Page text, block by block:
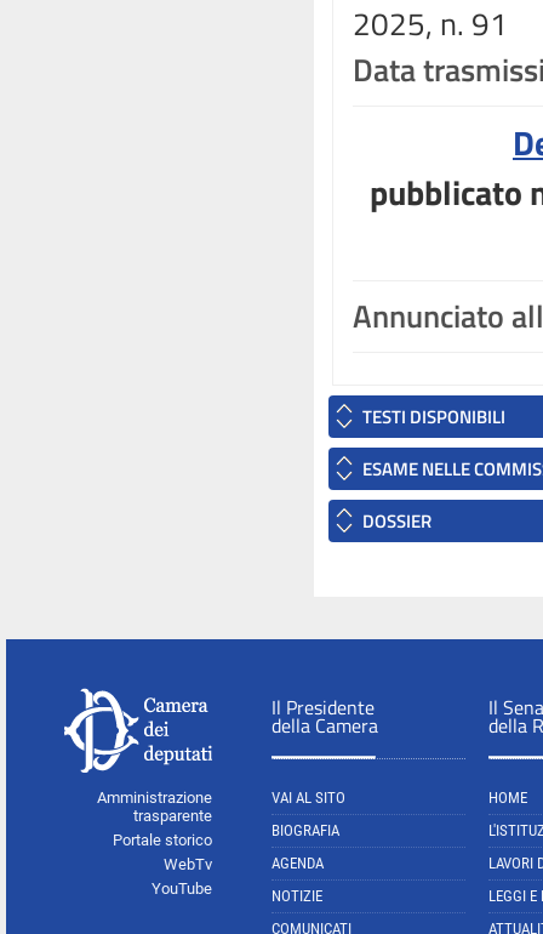
2025, n. 91
Data
pubblicato
Annunciato
TESTI DISPONIBILI
ESAME NELLE
DOSSIER
Amministrazione
trasparente
Portale storico
WebTv
YouTube
Il Presidente
della Camera
VAI AL SITO
BIOGRAFIA
AGENDA
NOTIZIE
COMUNICATI
Il
della
HOME
LAVORI
LEGGI E